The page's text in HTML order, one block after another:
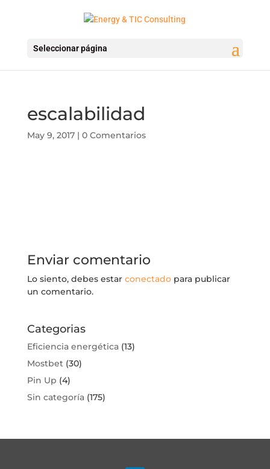
Seleccionar página
escalabilidad
May 9, 2017| 0 Comentarios
Enviar comentario
Lo siento, debes estar conectadopara publicar
un comentario.
Categorias
Eficiencia energética(13)
Mostbet(30)
Pin Up (4)
Sin categoría(175)